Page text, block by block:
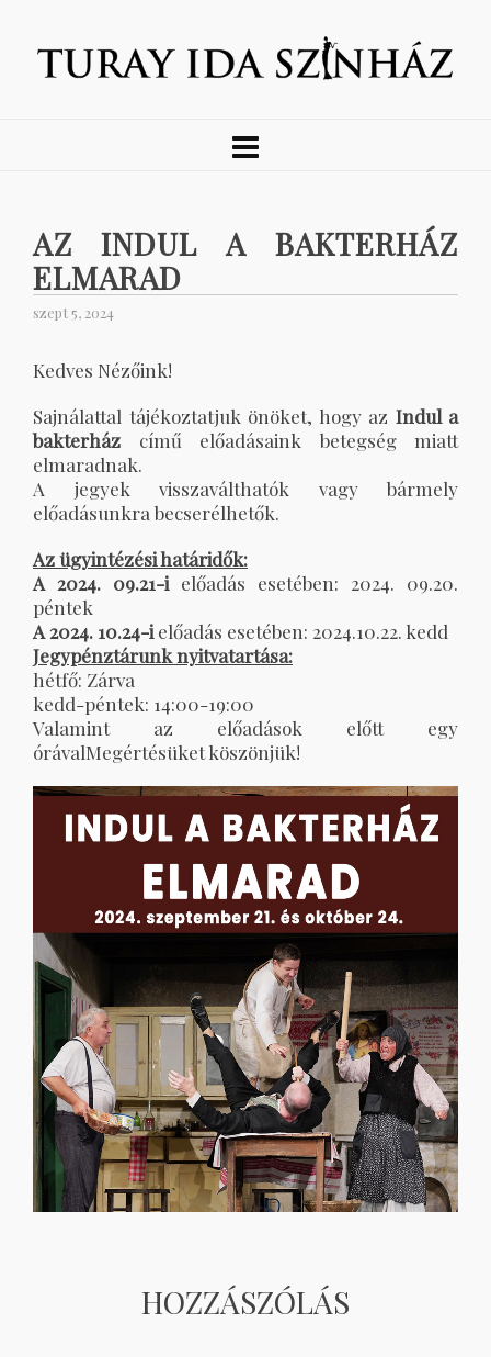
AZ INDUL A BAKTERHÁZ
ELMARAD
szept 5, 2024
Kedves Nézőink!
Sajnálattal tájékoztatjuk önöket, hogy az Indul a
bakterház című előadásaink betegség miatt
elmaradnak.
A jegyek visszaválthatók vagy bármely
előadásunkra becserélhetők.
Az ügyintézési határidők:
A 2024. 09.21-i előadás esetében: 2024. 09.20.
péntek
A 2024. 10.24-i előadás esetében: 2024.10.22. kedd
Jegypénztárunk nyitvatartása:
hétfő: Zárva
kedd-péntek: 14:00-19:00
Valamint az előadások előtt egy
órávalMegértésüket köszönjük!
HOZZÁSZÓLÁS